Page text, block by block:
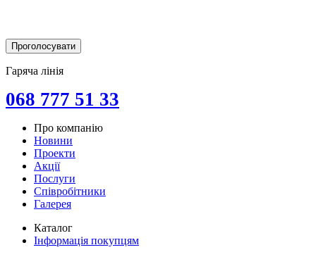
Гаряча лінія
068 777 51 33
Про компанію
Новини
Проекти
Акції
Послуги
Співробітники
Галерея
Каталог
Інформація покупцям